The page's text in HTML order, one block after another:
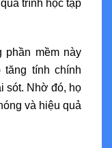
trình học tập
mềm này
tăng tính chính
sót. Nhờ đó, họ
và hiệu quả